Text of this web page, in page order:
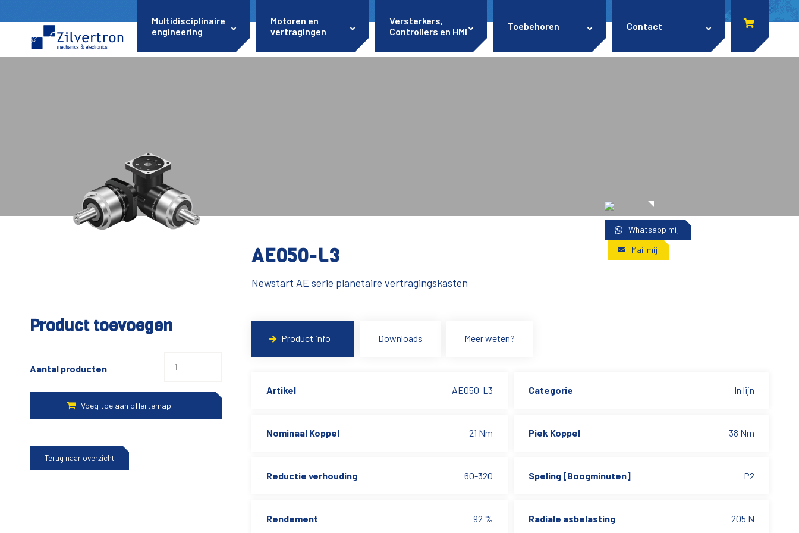
Multidisciplinaire
engineering
Motoren en
vertragingen
Versterkers,
Controllers en HMI
Toebehoren Contact
Whatsapp mij
Mail mij
Product toevoegen
Aantal producten
Terug naar overzicht
AE050-L3
Newstart AE serie planetaire vertragingskasten
Product info Downloads Meer weten?
Artikel AE050-L3 Categorie In lijn
Nominaal Koppel 21 Nm Piek Koppel 38 Nm
Reductie verhouding 60-320 Speling [Boogminuten] P2
Rendement 92 % Radiale asbelasting 205 N